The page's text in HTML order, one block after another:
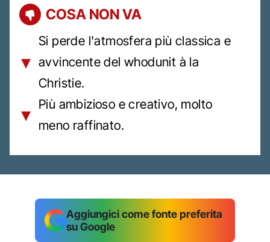
COSA NON VA
Si perde l'atmosfera più classica e
avvincente del whodunit à la
Christie.
Più ambizioso e creativo, molto
meno raffinato.
Aggiungici come fonte preferita
su Google